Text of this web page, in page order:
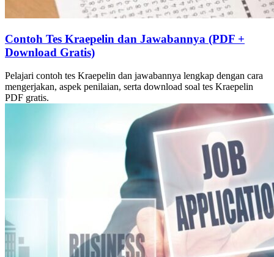
Contoh Tes Kraepelin dan Jawabannya (PDF +
Download Gratis)
Pelajari contoh tes Kraepelin dan jawabannya lengkap dengan cara
mengerjakan, aspek penilaian, serta download soal tes Kraepelin
PDF gratis.